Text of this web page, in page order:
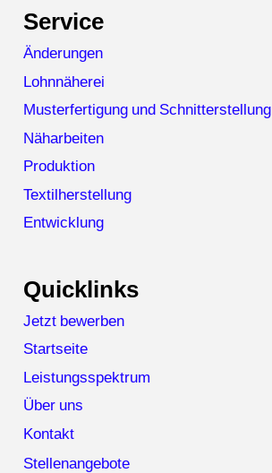
Service
Änderungen
Lohnnäherei
Musterfertigung und Schnitterstellung
Näharbeiten
Produktion
Textilherstellung
Entwicklung
Quicklinks
Jetzt bewerben
Startseite
Leistungsspektrum
Über uns
Kontakt
Stellenangebote